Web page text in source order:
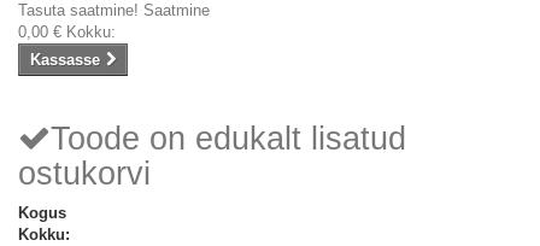
Tasuta saatmine! Saatmine
0,00 € Kokku:
Kassasse
Toode on edukalt lisatud
ostukorvi
Kogus
Kokku: